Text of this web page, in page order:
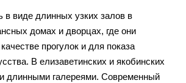
в виде длинных узких залов в
домах и дворцах, где они
прогулок и для показа
В елизаветинских и якобинских
длинными галереями. Современный